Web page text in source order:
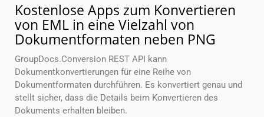
Kostenlose Apps zum Konvertieren
von EML in eine Vielzahl von
Dokumentformaten neben PNG
GroupDocs.Conversion REST API kann
Dokumentkonvertierungen für eine Reihe von
Dokumentformaten durchführen. Es konvertiert genau und
stellt sicher, dass die Details beim Konvertieren des
Dokuments erhalten bleiben.